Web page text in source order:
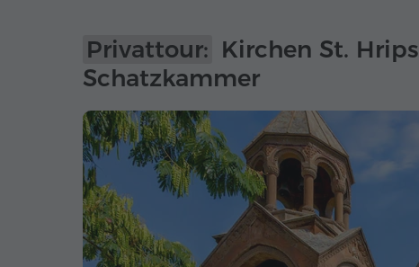
Privattour: Kirchen St.
Schatzkammer